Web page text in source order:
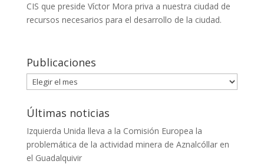
CIS que preside Víctor Mora priva a nuestra ciudad de
recursos necesarios para el desarrollo de la ciudad.
Publicaciones
Publicaciones
Últimas noticias
Izquierda Unida lleva a la Comisión Europea la
problemática de la actividad minera de Aznalcóllar en
el Guadalquivir